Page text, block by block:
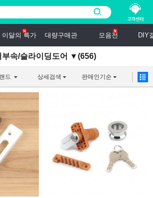
이달의 특가 대량구매관 모음전 DIY
부속/슬라이딩도어 ▼(656)
드 상세검색 판매인기순